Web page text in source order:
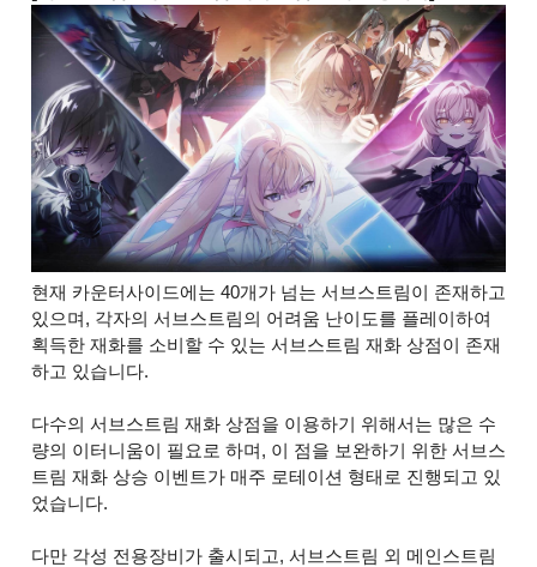
현재 카운터사이드에는 40개가 넘는 서브스트림이 존재하고
있으며, 각자의 서브스트림의 어려움 난이도를 플레이하여
획득한 재화를 소비할 수 있는 서브스트림 재화 상점이 존재
하고 있습니다.
다수의 서브스트림 재화 상점을 이용하기 위해서는 많은 수
량의 이터니움이 필요로 하며, 이 점을 보완하기 위한 서브스
트림 재화 상승 이벤트가 매주 로테이션 형태로 진행되고 있
었습니다.
다만 각성 전용장비가 출시되고, 서브스트림 외 메인스트림